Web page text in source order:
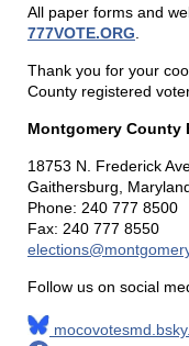
All paper forms and
777VOTE.ORG.
Thank you for your
County registered
Montgomery County
18753 N. Frederick
Gaithersburg,
Phone: 240 777 8500
Fax: 240 777 8550
Follow us on social